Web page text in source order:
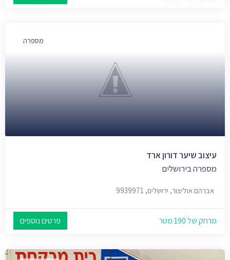
מספרה
עיצוב שיער דורון ארד
מספרה בירושלים
אברהם אוליצור, ירושלים, 9939971
מרחק של 190 מטר פרטים נוספים